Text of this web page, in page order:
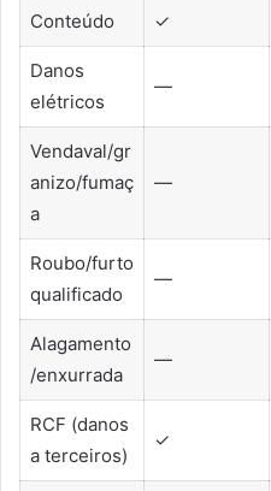
Conteúdo ✓
Danos
elétricos
—
Vendaval/gr
anizo/fumaç
a
—
Roubo/furto
qualificado
—
Alagamento
/enxurrada
—
RCF (danos
a terceiros)
✓